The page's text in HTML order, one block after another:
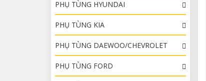
PHỤ TÙNG HYUNDAI
PHỤ TÙNG KIA
PHỤ TÙNG DAEWOO/CHEVROLET
PHỤ TÙNG FORD